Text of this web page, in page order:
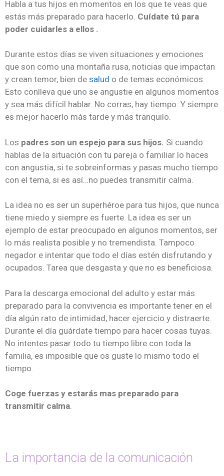
Habla a tus hijos en momentos en los que te veas que
estás más preparado para hacerlo. Cuídate tú para
poder cuidarles a ellos .
Durante estos días se viven situaciones y emociones
que son como una montaña rusa, noticias que impactan
y crean temor, bien de salud o de temas económicos.
Esto conlleva que uno se angustie en algunos momentos
y sea más difícil hablar. No corras, hay tiempo. Y siempre
es mejor hacerlo más tarde y más tranquilo.
Los padres son un espejo para sus hijos. Si cuando
hablas de la situación con tu pareja o familiar lo haces
con angustia, si te sobreinformas y pasas mucho tiempo
con el tema, si es así…no puedes transmitir calma.
La idea no es ser un superhéroe para tus hijos, que nunca
tiene miedo y siempre es fuerte. La idea es ser un
ejemplo de estar preocupado en algunos momentos, ser
lo más realista posible y no tremendista. Tampoco
negador e intentar que todo el días estén disfrutando y
ocupados. Tarea que desgasta y que no es beneficiosa.
Para la descarga emocional del adulto y estar más
preparado para la convivencia es importante tener en el
día algún rato de intimidad, hacer ejercicio y distraerte.
Durante el día guárdate tiempo para hacer cosas tuyas.
No intentes pasar todo tu tiempo libre con toda la
familia, es imposible que os guste lo mismo todo el
tiempo.
Coge fuerzas y estarás mas preparado para
transmitir calma.
La importancia de la comunicación